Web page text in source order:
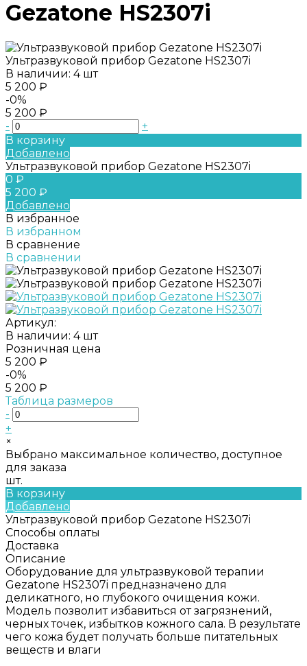
Gezatone HS2307i
Ультразвуковой прибор Gezatone HS2307i
В наличии: 4 шт
5 200 ₽
-0%
5 200 ₽
-
+
В корзину
Добавлено
Ультразвуковой прибор Gezatone HS2307i
0 ₽
5 200 ₽
Добавлено
В избранное
В избранном
В сравнение
В сравнении
Артикул:
В наличии: 4 шт
Розничная цена
5 200 ₽
-0%
5 200 ₽
Таблица размеров
-
+
×
Выбрано максимальное количество, доступное
для заказа
шт.
В корзину
Добавлено
Ультразвуковой прибор Gezatone HS2307i
Способы оплаты
Доставка
Описание
Оборудование для ультразвуковой терапии
Gezatone HS2307i предназначено для
деликатного, но глубокого очищения кожи.
Модель позволит избавиться от загрязнений,
черных точек, избытков кожного сала. В результате
чего кожа будет получать больше питательных
веществ и влаги